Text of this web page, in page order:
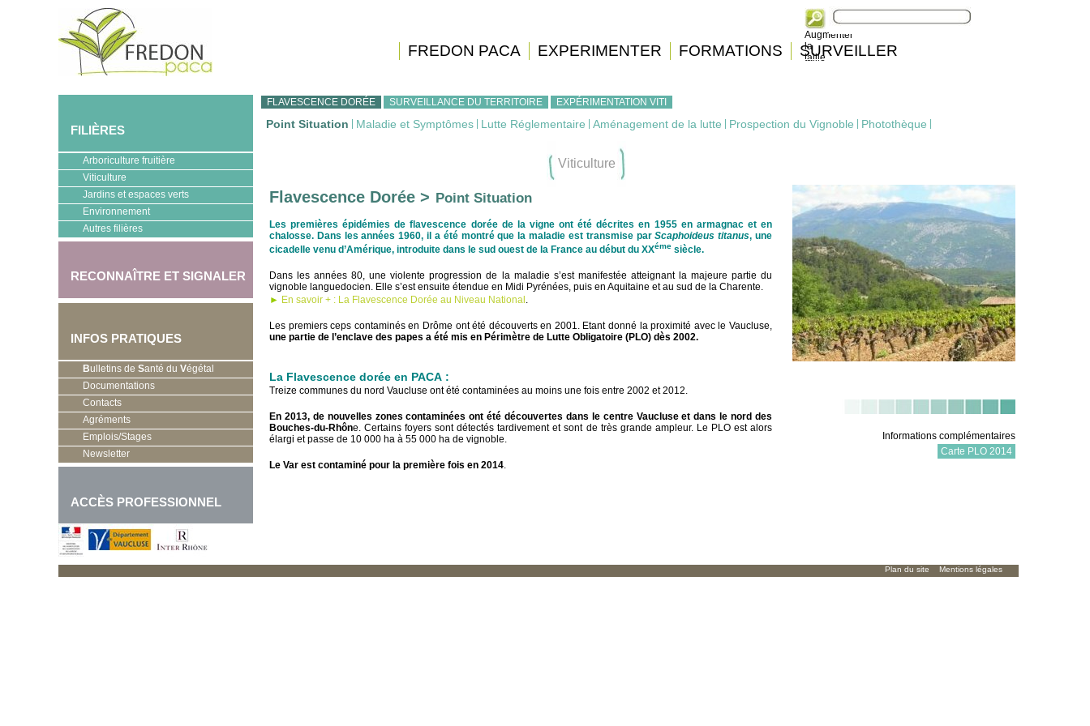
Augmenter
la
taille
FREDON PACA EXPERIMENTER FORMATIONS SURVEILLER
FILIÈRES
Arboriculture fruitière
Viticulture
Jardins et espaces verts
Environnement
Autres filières
RECONNAÎTRE ET SIGNALER
INFOS PRATIQUES
Bulletins de Santé du Végétal
Documentations
Contacts
Agréments
Emplois/Stages
Newsletter
ACCÈS PROFESSIONNEL
FLAVESCENCE DORÉE SURVEILLANCE DU TERRITOIRE EXPÉRIMENTATION VITI
Point Situation Maladie et Symptômes Lutte Réglementaire Aménagement de la lutte Prospection du Vignoble Photothèque
Viticulture
Flavescence Dorée > Point Situation
Les premières épidémies de flavescence dorée de la vigne ont été décrites en 1955 en armagnac et en
chalosse. Dans les années 1960, il a été montré que la maladie est transmise parScaphoideus titanus, une
cicadelle venu d’Amérique, introduite dans le sud ouest de la France au début du XXéme siècle.
Dans les années 80, une violente progression de la maladie s’est manifestée atteignant la majeure partie du
vignoble languedocien. Elle s’est ensuite étendue en Midi Pyrénées, puis en Aquitaine et au sud de la Charente.
► En savoir + : La Flavescence Dorée au Niveau National .
Les premiers ceps contaminés en Drôme ont été découverts en 2001. Etant donné la proximité avec le Vaucluse,
une partie de l’enclave des papes a été mis en Périmètre de Lutte Obligatoire (PLO) dès 2002.
La Flavescence dorée en PACA :
Treize communes du nord Vaucluse ont été contaminées au moins une fois entre 2002 et 2012.
En 2013, de nouvelles zones contaminées ont été découvertes dans le centre Vaucluse et dans le nord des
Bouches-du-Rhône. Certains foyers sont détectés tardivement et sont de très grande ampleur. Le PLO est alors
élargi et passe de 10 000 ha à 55 000 ha de vignoble.
Le Var est contaminé pour la première fois en 2014.
Informations complémentaires
Carte PLO 2014
Plan du site Mentions légales